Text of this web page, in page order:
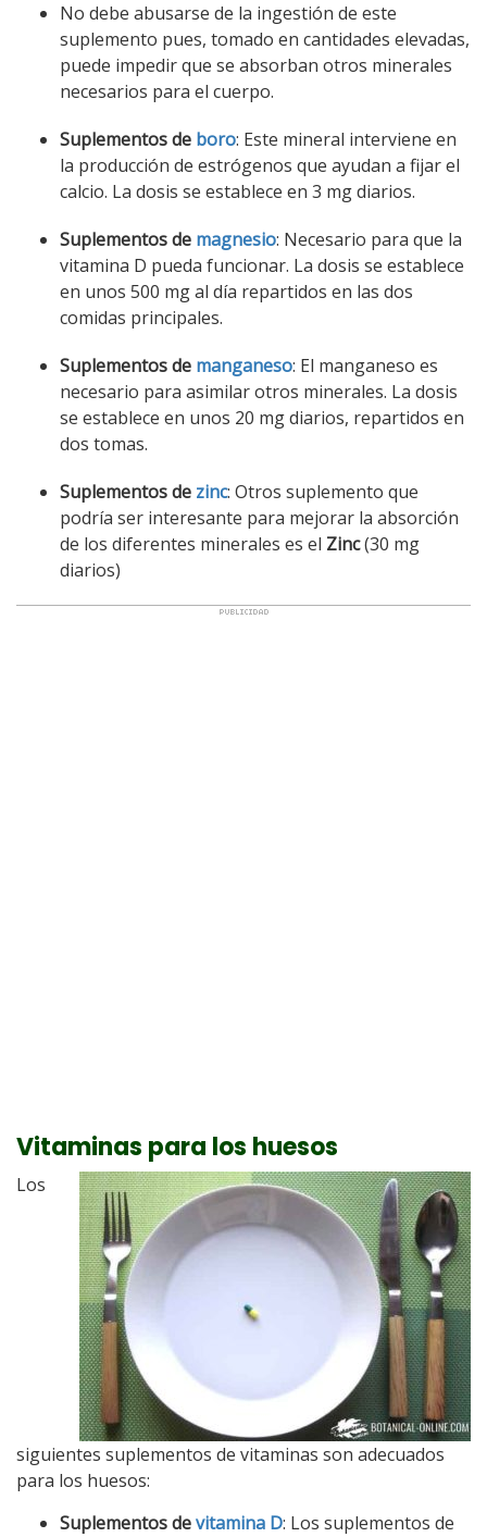
No debe abusarse de la ingestión de este
suplemento pues, tomado en cantidades elevadas,
puede impedir que se absorban otros minerales
necesarios para el cuerpo.
Suplementos de boro: Este mineral interviene en
la producción de estrógenos que ayudan a fijar el
calcio. La dosis se establece en 3 mg diarios.
Suplementos de magnesio: Necesario para que la
vitamina D pueda funcionar. La dosis se establece
en unos 500 mg al día repartidos en las dos
comidas principales.
Suplementos de manganeso: El manganeso es
necesario para asimilar otros minerales. La dosis
se establece en unos 20 mg diarios, repartidos en
dos tomas.
Suplementos de zinc: Otros suplemento que
podría ser interesante para mejorar la absorción
de los diferentes minerales es el Zinc(30 mg
diarios)
Vitaminas para los huesos
Los
siguientes suplementos de vitaminas son adecuados
para los huesos:
Suplementos devitamina D: Los suplementos de